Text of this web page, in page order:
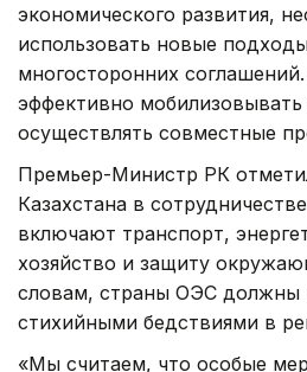
экономического развития,
использовать новые
многосторонних
эффективно
осуществлять совместные
Премьер-Министр РК
Казахстана в
включают транспорт,
хозяйство и защиту
словам, страны ОЭС должны
стихийными бедствиями в
«Мы считаем, что особые